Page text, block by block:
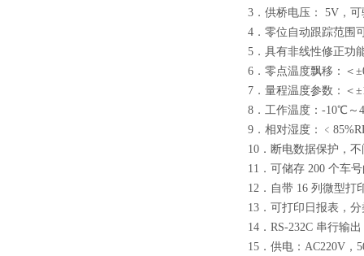
3．供桥电压： 5V，
4．零位自动跟踪范围
5．具有非线性修正功
6．零点温度飘移：＜
7．量程温度参数：＜
8．工作温度：-10℃～
9．相对湿度：
10．断电数据保护，
11．可储存 200 个车
12．自带 16 列微型打
13．可打印日报表，
14．RS-232C 串行输
15．供电：AC220V，